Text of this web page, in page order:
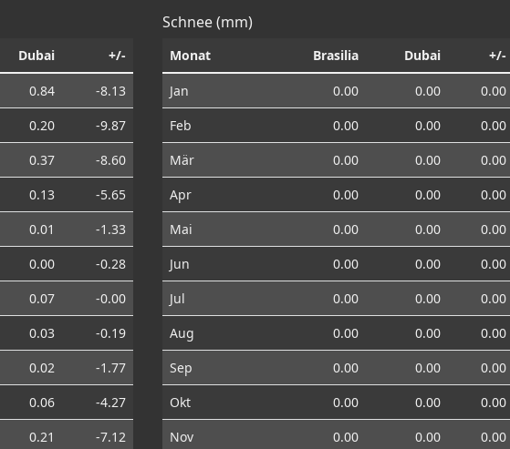
Dubai +/-
0.84
-8.13
0.20
-9.87
0.37
-8.60
0.13
-5.65
0.01
-1.33
0.00
-0.28
0.07
-0.00
0.03
-0.19
0.02
-1.77
0.06
-4.27
0.21 -7.12
Schnee (mm)
Monat Brasilia Dubai +/-
Jan 0.00 0.00
0.00
Feb
0.00 0.00
0.00
Mär
0.00 0.00
0.00
Apr
0.00 0.00
0.00
Mai
0.00 0.00
0.00
Jun
0.00 0.00
0.00
Jul
0.00 0.00
0.00
Aug
0.00 0.00
0.00
Sep
0.00 0.00
0.00
Okt
0.00 0.00
0.00
Nov
0.00 0.00 0.00